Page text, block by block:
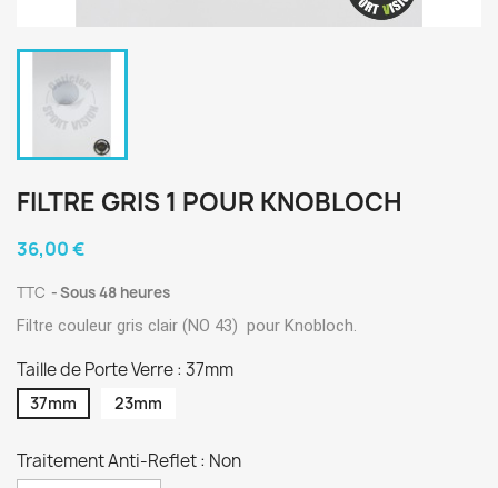
FILTRE GRIS 1 POUR KNOBLOCH
36,00 €
TTC
Sous 48 heures
Filtre couleur gris clair (NO 43) pour Knobloch.
Taille de Porte Verre : 37mm
37mm 23mm
Traitement Anti-Reflet : Non